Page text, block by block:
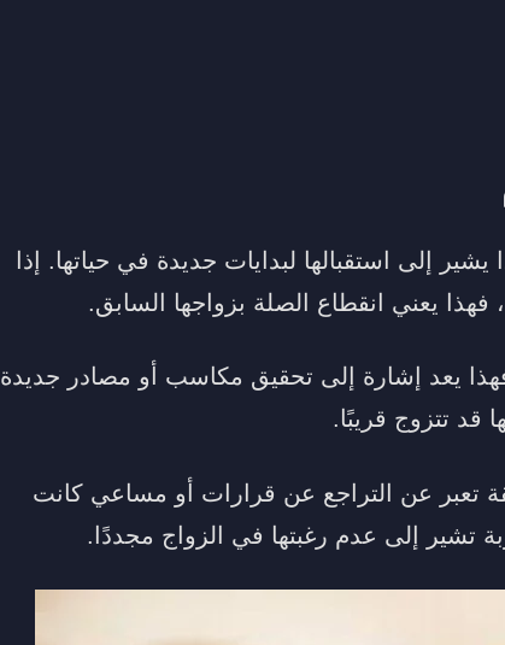
إلى استقبالها لبدايات جديدة في حياتها. إذا
يعني انقطاع الصلة بزواجها السابق.
يعد إشارة إلى تحقيق مكاسب أو مصادر جديدة
قد تتزوج قريبًا.
تعبر عن التراجع عن قرارات أو مساعي كانت
تشير إلى عدم رغبتها في الزواج مجددًا.